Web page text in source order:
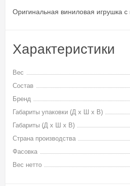
Оригинальная виниловая игрушка
Характеристики
Вес
Состав
Бренд
Габариты упаковки (Д х Ш х В)
Габариты (Д х Ш х В)
Страна производства
Фасовка
Вес нетто